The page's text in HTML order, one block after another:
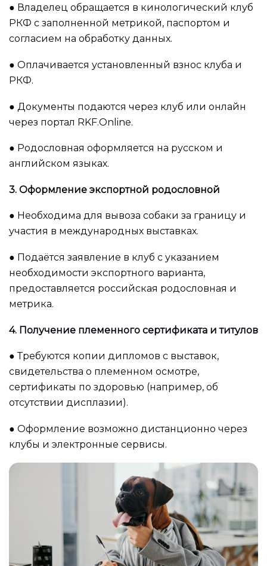
● Владелец обращается в кинологический клуб
РКФ с заполненной метрикой, паспортом и
согласием на обработку данных.
● Оплачивается установленный взнос клуба и
РКФ.
● Документы подаются через клуб или онлайн
через портал RKF.Online.
● Родословная оформляется на русском и
английском языках.
3. Оформление экспортной родословной
● Необходима для вывоза собаки за границу и
участия в международных выставках.
● Подаётся заявление в клуб с указанием
необходимости экспортного варианта,
предоставляется российская родословная и
метрика.
4. Получение племенного сертификата и титулов
●Требуются копии дипломов с выставок,
свидетельства о племенном осмотре,
сертификаты по здоровью (например, об
отсутствии дисплазии).
● Оформление возможно дистанционно через
клубы и электронные сервисы.